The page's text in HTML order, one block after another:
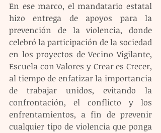
En ese marco, el mandatario estatal
hizo entrega de apoyos para la
prevención de la violencia, donde
celebró la participación de la sociedad
en los proyectos de Vecino Vigilante,
Escuela con Valores y Crear es Crecer,
al tiempo de enfatizar la importancia
de trabajar unidos, evitando la
confrontación, el conflicto y los
enfrentamientos, a fin de prevenir
cualquier tipo de violencia que ponga